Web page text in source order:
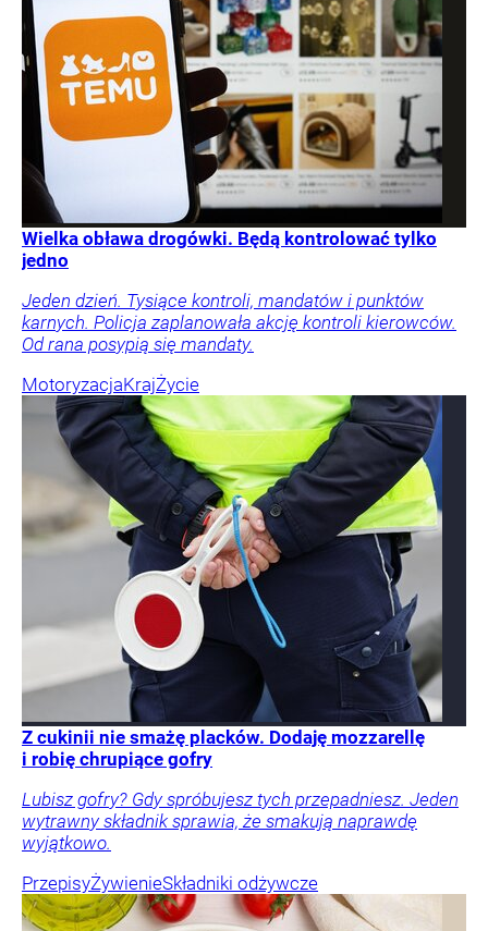
Wielka obława drogówki. Będą kontrolować tylko
jedno
Jeden dzień. Tysiące kontroli, mandatów i punktów
karnych. Policja zaplanowała akcję kontroli kierowców.
Od rana posypią się mandaty.
MotoryzacjaKrajŻycie
Z cukinii nie smażę placków. Dodaję mozzarellę
i robię chrupiące gofry
Lubisz gofry? Gdy spróbujesz tych przepadniesz. Jeden
wytrawny składnik sprawia, że smakują naprawdę
wyjątkowo.
PrzepisyŻywienieSkładniki odżywcze